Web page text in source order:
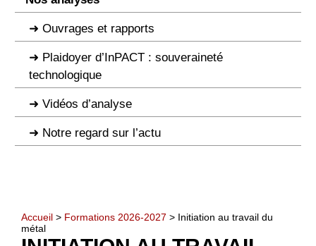
Ouvrages et rapports
Plaidoyer d’InPACT : souveraineté
technologique
Vidéos d’analyse
Notre regard sur l’actu
Accueil > Formations 2026-2027 > Initiation au travail du
métal